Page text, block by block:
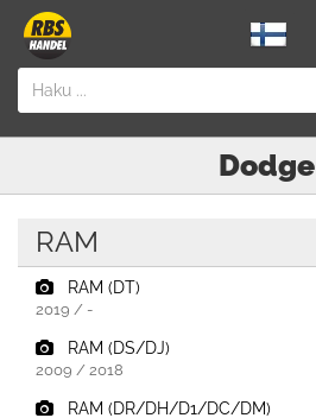
Dodge
RAM
RAM (DT)
2019 / -
RAM (DS/DJ)
2009 / 2018
RAM (DR/DH/D1/DC/DM)